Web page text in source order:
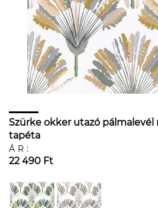
Szürke okker utazó
tapéta
ÁR:
22 490 Ft